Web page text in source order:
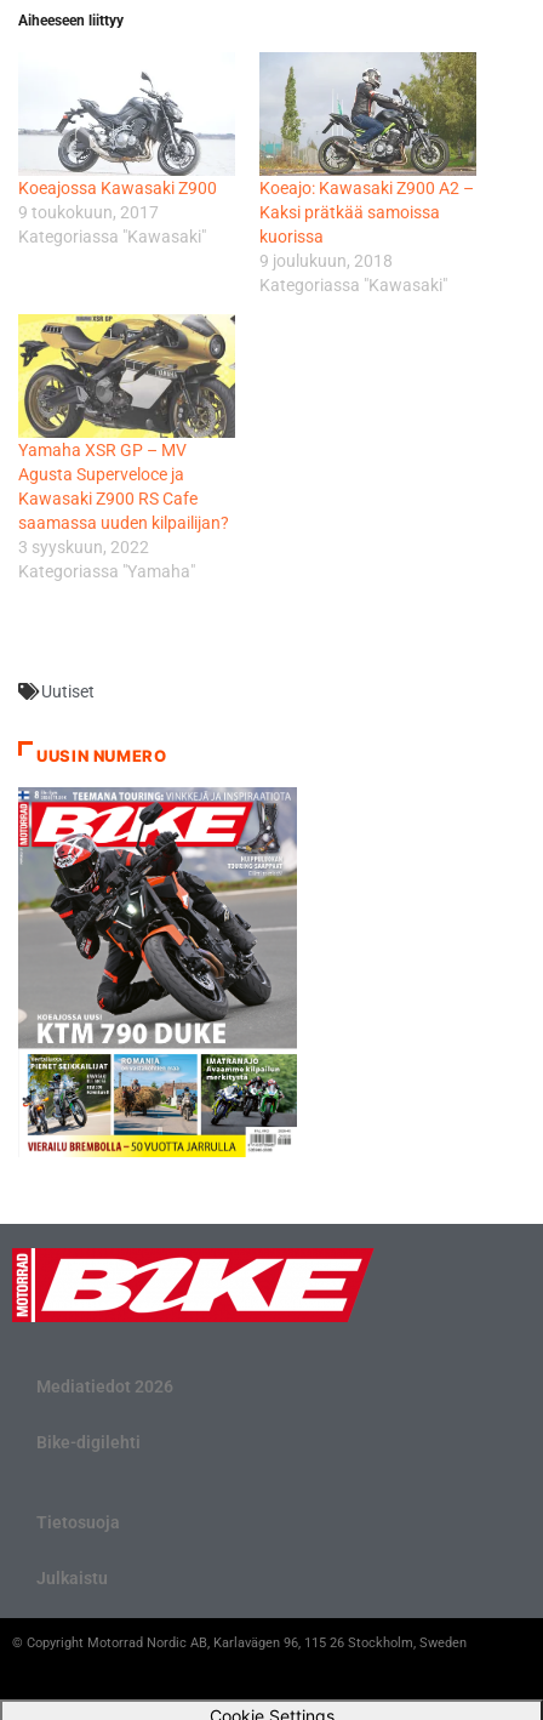
Aiheeseen liittyy
Koeajossa Kawasaki Z900
9 toukokuun, 2017
Kategoriassa "Kawasaki"
Koeajo: Kawasaki Z900 A2 –
Kaksi prätkää samoissa
kuorissa
9 joulukuun, 2018
Kategoriassa "Kawasaki"
Yamaha XSR GP – MV
Agusta Superveloce ja
Kawasaki Z900 RS Cafe
saamassa uuden kilpailijan?
3 syyskuun, 2022
Kategoriassa "Yamaha"
Uutiset
UUSIN NUMERO
Mediatiedot 2026
Bike-digilehti
Tietosuoja
Julkaistu
© Copyright Motorrad Nordic AB, Karlavägen 96, 115 26 Stockholm, Sweden
Cookie Settings